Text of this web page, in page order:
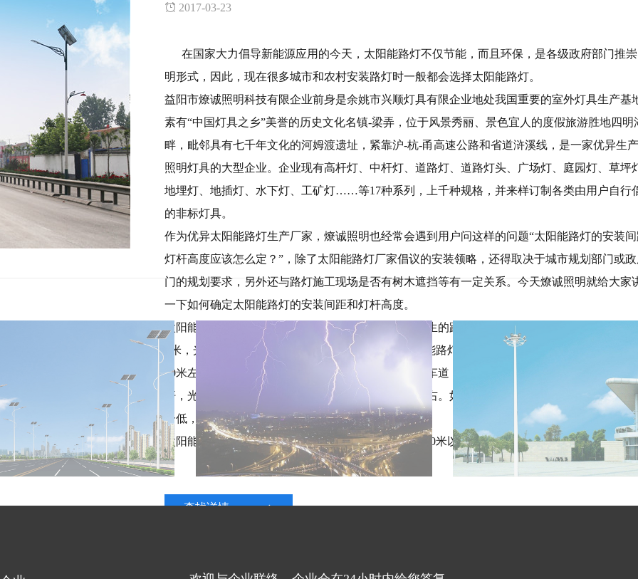
2017-03-23
在国家大力倡导新能源应用的今天，太阳能路灯不仅节能，而且环保，是各级政府部门推
明形式，因此，现在很多城市和农村安装路灯时一般都会选择太阳能路灯。
益阳市燎诚照明科技有限企业前身是余姚市兴顺灯具有限企业地处我国重要的室外灯具生产基
素有“中国灯具之乡”美誉的历史文化名镇-梁弄，位于风景秀丽、景色宜人的度假旅游胜地四明
畔，毗邻具有七千年文化的河姆渡遗址，紧靠沪-杭-甬高速公路和省道浒溪线，是一家优异生
照明灯具的大型企业。企业现有高杆灯、中杆灯、道路灯、道路灯头、广场灯、庭园灯、草坪
地埋灯、地插灯、水下灯、工矿灯……等17种系列，上千种规格，并来样订制各类由用户自行
的非标灯具。
作为优异太阳能路灯生产厂家， 燎诚照明也经常会遇到用户问这样的问题“太阳能路灯的安装
灯杆高度应该怎么定？”，除了太阳能路灯厂家倡议的安装领略，还得取决于城市规划部门或
门的规划要求，另外还与路灯施工现场是否有树木遮挡等有一定关系。今天燎诚照明就给大家
一下如何确定太阳能路灯的安装间距和灯杆高度。
太阳能路灯的灯杆高度一般依据路宽来定，新农村诞生的路面宽度一般在5米左右，灯杆高度
6米，光源功率区间在20-40瓦之内，这就能确定太阳能路灯的照射范围，建议太阳能路灯的间
20米左右，最好不要低于15米。如果是比较宽的双向车道，一般宽度在10米以上，可用高8米
杆，光源功率40瓦左右，太阳能路灯间距建议30米左右。如遇到带辅道的，建议做双臂路灯，
一低，漂亮把间距稍微扩大一些。
太阳能路灯的灯杆构想高度一般都是在4-10米之内，10米以上的用的相对少一些。
查找详情